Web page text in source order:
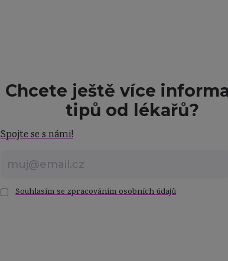
Chcete ještě více
tipů od lékařů?
Spojte se s námi!
Souhlasím se zpracováním osobních údajů